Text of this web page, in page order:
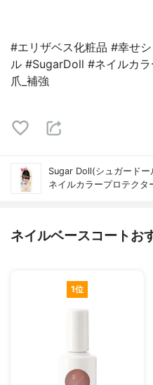
#エリザベス化粧品 #幸せ
ル #SugarDoll #ネイルカ
爪_補強
Sugar Doll(シュガードー
ネイルカラープロテクタ
ネイルベースコートお
1位